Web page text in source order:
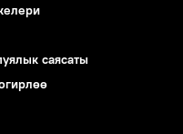
саясаты